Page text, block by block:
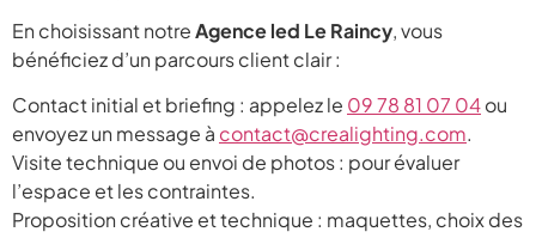
En choisissant notreAgence led Le Raincy, vous
bénéficiez d’un parcours client clair :
Contact initial et briefing : appelez le 09 78 81 07 04ou
envoyez un message à contact@crealighting.com.
Visite technique ou envoi de photos : pour évaluer
l’espace et les contraintes.
Proposition créative et technique : maquettes, choix des